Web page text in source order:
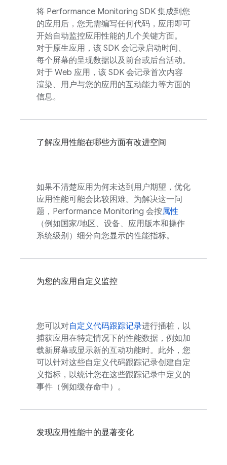
将 Performance Monitoring SDK 集成到您
的应用后，您无需编写任何代码，应用即可
开始自动监控应用性能的几个关键方面。
对于原生应用，该 SDK 会记录启动时间、
每个屏幕的呈现数据以及前台或后台活动。
对于 Web 应用，该 SDK 会记录首次内容
渲染、用户与您的应用的互动能力等方面的
信息。
了解应用性能在哪些方面有改进空间
如果不清楚应用为何未达到用户期望，优化
应用性能可能会比较困难。为解决这一问
题， Performance Monitoring 会按属性
（例如国家/地区、设备、应用版本和操作
系统级别）细分向您显示的性能指标。
为您的应用自定义监控
您可以对自定义代码跟踪记录进行插桩，以
捕获应用在特定情况下的性能数据，例如加
载新屏幕或显示新的互动功能时。此外，您
可以针对这些自定义代码跟踪记录创建自定
义指标，以统计您在这些跟踪记录中定义的
事件（例如缓存命中）。
发现应用性能中的显著变化